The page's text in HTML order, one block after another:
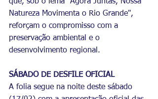
que, sob o lema "Agora Juntas, Nossa
Natureza Movimenta o Rio Grande",
reforçam o compromisso com a
preservação ambiental e o
desenvolvimento regional.
SÁBADO DE DESFILE OFICIAL
A folia segue na noite deste sábado